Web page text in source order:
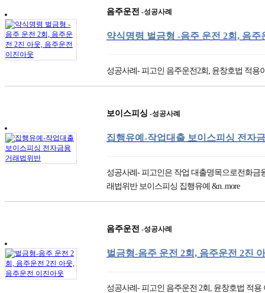
음주운전 -성공사례
약식명령 벌금형 -음주 운전 2회, 음주
성공사례- 피고인 음주운전2회, 윤창호법 적
보이스피싱 -성공사례
집행유예-작업대출 보이스피싱 전자
성공사례- 피고인은 작업 대출명목으로전화
래법위반 보이스피싱 집행유예 &n..more
음주운전 -성공사례
벌금형-음주 운전 2회, 음주운전 2진
성공사례- 피고인 음주운전 2회, 윤창호법 적